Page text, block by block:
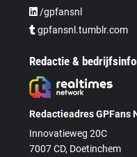
/gpfansnl
gpfansnl.tumblr.com
Redactie &
Redactieadres GPFans
Innovatieweg 20C
7007 CD, Doetinchem